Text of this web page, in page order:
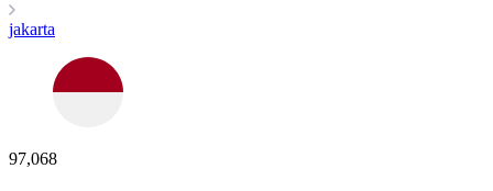
jakarta
97,068